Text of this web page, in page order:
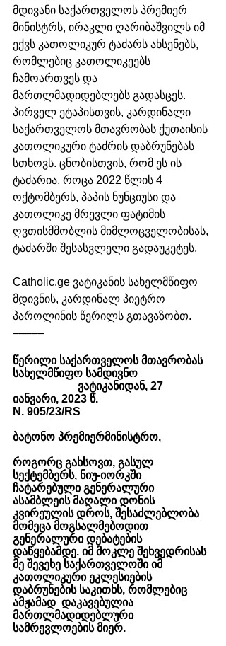
მდივანი საქართველოს პრემიერ
მინისტრს, ირაკლი ღარიბაშვილს იმ
ექვს კათოლიკურ ტაძარს ახსენებს,
რომლებიც კათოლიკეებს
ჩამოართვეს და
მართლმადიდებლებს გადასცეს.
პირველ ეტაპისთვის, კარდინალი
საქართველოს მთავრობას ქუთაისის
კათოლიკური ტაძრის დაბრუნებას
სთხოვს. ცნობისთვის, რომ ეს ის
ტაძარია, როცა 2022 წლის 4
ოქტომბერს, პაპის ნუნციუსი და
კათოლიკე მრევლი ფატიმის
ღვთისმშობლის მიმლოცველობისას,
ტაძარში შესასვლელი გადაუკეტეს.
Catholic.ge ვატიკანის სახელმწიფო
მდივნის, კარდინალ პიეტრო
პაროლინის წერილს გთავაზობთ.
–––––
წერილი საქართველოს მთავრობას
სახელმწიფო სამდივნო
                       ვატიკანიდან, 27
იანვარი, 2023 წ.
N. 905/23/RS
ბატონო პრემიერმინისტრო,
როგორც გახსოვთ, გასულ
სექტემბერს, ნიუ-იორკში
ჩატარებული გენერალური
ასამბლეის მაღალი დონის
კვირეულის დროს, შესაძლებლობა
მომეცა მოგსალმებოდით
გენერალური დებატების
დაწყებამდე. იმ მოკლე შეხვედრისას
მე შევეხე საქართველოში იმ
კათოლიკური ეკლესიების
დაბრუნების საკითხს, რომლებიც
ამჟამად  დაკავებულია
მართლმადიდებლური
სამრევლოების მიერ.